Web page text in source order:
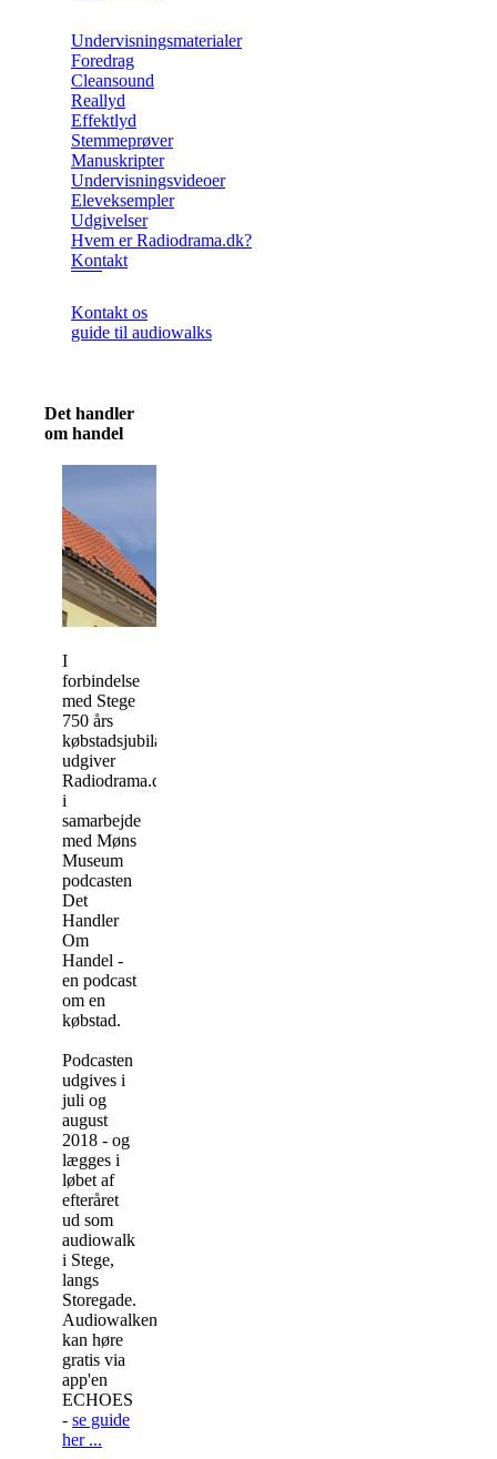
Undervisningsmaterialer
Foredrag
Cleansound
Reallyd
Effektlyd
Stemmeprøver
Manuskripter
Undervisningsvideoer
Eleveksempler
Udgivelser
Hvem er Radiodrama.dk?
Kontakt
Kontakt os
guide til audiowalks
Det handler
om handel
I
forbindelse
med Stege
750 års
købstadsjubilæum
udgiver
Radiodrama.dk
i
samarbejde
med Møns
Museum
podcasten
Det
Handler
Om
Handel -
en podcast
om en
købstad.
Podcasten
udgives i
juli og
august
2018 - og
lægges i
løbet af
efteråret
ud som
audiowalk
i Stege,
langs
Storegade.
Audiowalken
kan høre
gratis via
app'en
ECHOES
- se guide
her ...